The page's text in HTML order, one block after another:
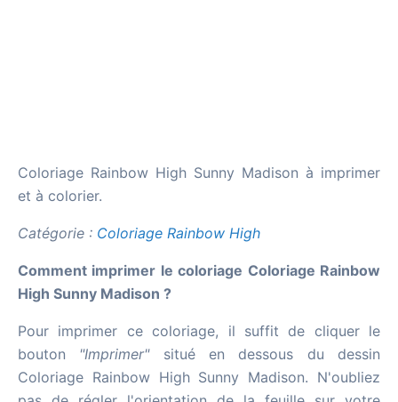
Coloriage Rainbow High Sunny Madison à imprimer
et à colorier.
Catégorie : Coloriage Rainbow High
Comment imprimer le coloriage Coloriage Rainbow
High Sunny Madison ?
Pour imprimer ce coloriage, il suffit de cliquer le
bouton "Imprimer"situé en dessous du dessin
Coloriage Rainbow High Sunny Madison. N'oubliez